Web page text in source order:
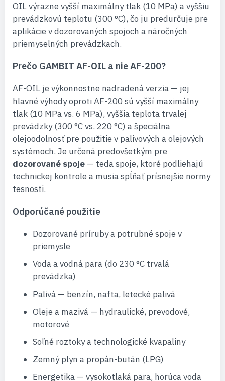
OIL výrazne vyšší maximálny tlak (10 MPa) a vyššiu
prevádzkovú teplotu (300 °C), čo ju predurčuje pre
aplikácie v dozorovaných spojoch a náročných
priemyselných prevádzkach.
Prečo GAMBIT AF-OIL a nie AF-200?
AF-OIL je výkonnostne nadradená verzia — jej
hlavné výhody oproti AF-200 sú vyšší maximálny
tlak (10 MPa vs. 6 MPa), vyššia teplota trvalej
prevádzky (300 °C vs. 220 °C) a špeciálna
olejoodolnosť pre použitie v palivových a olejových
systémoch. Je určená predovšetkým pre
dozorované spoje — teda spoje, ktoré podliehajú
technickej kontrole a musia spĺňať prísnejšie normy
tesnosti.
Odporúčané použitie
Dozorované príruby a potrubné spoje v
priemysle
Voda a vodná para (do 230 °C trvalá
prevádzka)
Palivá — benzín, nafta, letecké palivá
Oleje a mazivá — hydraulické, prevodové,
motorové
Soľné roztoky a technologické kvapaliny
Zemný plyn a propán-bután (LPG)
Energetika — vysokotlaká para, horúca voda